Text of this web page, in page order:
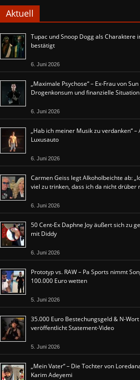
Aktuell
Tupac und Snoop Dogg als Charaktere
bestätigt
6. Juni 2026
„Maximale Psychose“ – Ex-Frau von
Drogenkonsum und finanzielle
6. Juni 2026
„Hab ich meiner Musik zu verdanken“
Luxusauto
6. Juni 2026
Carmen Geiss legt Alkoholbeichte ab:
viel zu trinken, dass ich da nicht drüber
6. Juni 2026
50 Cent-Ex Daphne Joy äußert sich zu
mit Diddy
6. Juni 2026
Prototyp vs. RAW – Pa Sports nimmt
100.000 Euro wetten
5. Juni 2026
35.000 Euro Bestechungsgeld & N-
veröffentlicht Statement-Video
5. Juni 2026
„Mein Vater“ – Die Tochter von
Karim Adeyemi